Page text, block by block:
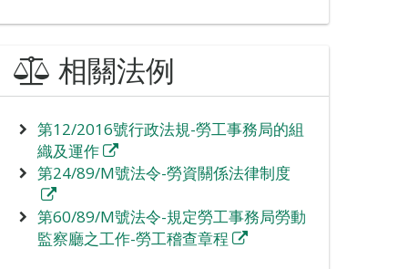
相關法例
第12/2016號行政法規-勞工事務局的組
織及運作
第24/89/M號法令-勞資關係法律制度
第60/89/M號法令-規定勞工事務局勞動
監察廳之工作-勞工稽查章程